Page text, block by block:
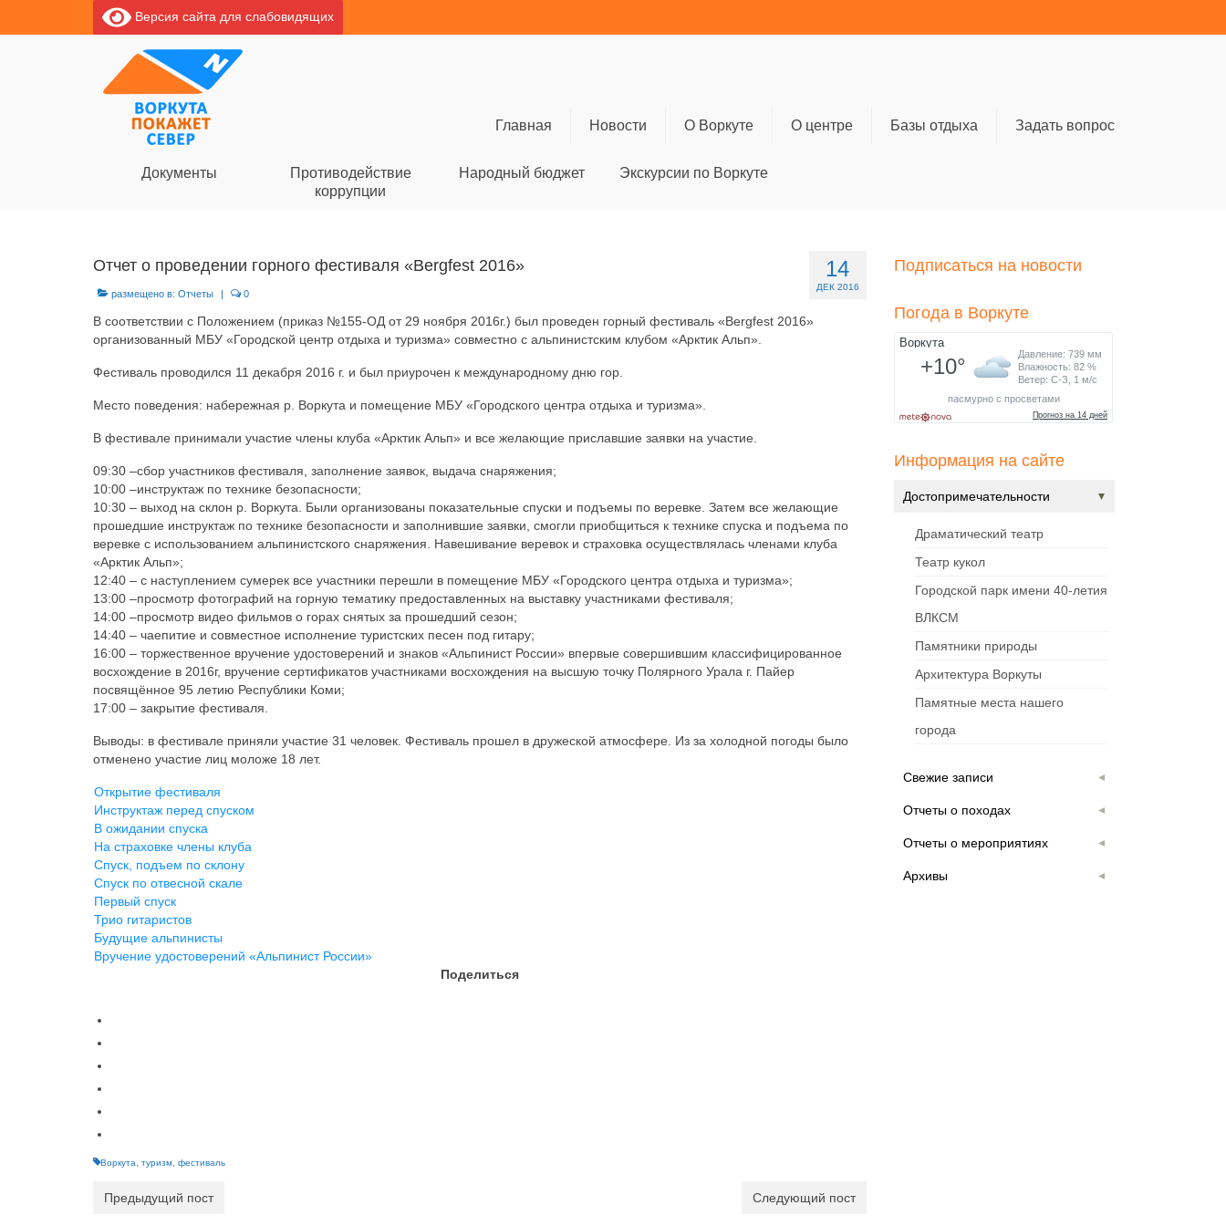
Версия сайта для слабовидящих
Главная Новости О Воркуте О центре Базы отдыха Задать вопрос
Документы
Противодействие
коррупции
Народный бюджет Экскурсии по Воркуте
14
ДЕК 2016
Отчет о проведении горного фестиваля «Bergfest 2016»
размещено в: Отчеты | 0
В соответствии с Положением (приказ №155-ОД от 29 ноября 2016г.) был проведен горный фестиваль «Bergfest 2016»
организованный МБУ «Городской центр отдыха и туризма» совместно с альпинистским клубом «Арктик Альп».
Фестиваль проводился 11 декабря 2016 г. и был приурочен к международному дню гор.
Место поведения: набережная р. Воркута и помещение МБУ «Городского центра отдыха и туризма».
В фестивале принимали участие члены клуба «Арктик Альп» и все желающие приславшие заявки на участие.
09:30 –сбор участников фестиваля, заполнение заявок, выдача снаряжения;
10:00 –инструктаж по технике безопасности;
10:30 – выход на склон р. Воркута. Были организованы показательные спуски и подъемы по веревке. Затем все желающие
прошедшие инструктаж по технике безопасности и заполнившие заявки, смогли приобщиться к технике спуска и подъема по
веревке с использованием альпинистского снаряжения. Навешивание веревок и страховка осуществлялась членами клуба
«Арктик Альп»;
12:40 – с наступлением сумерек все участники перешли в помещение МБУ «Городского центра отдыха и туризма»;
13:00 –просмотр фотографий на горную тематику предоставленных на выставку участниками фестиваля;
14:00 –просмотр видео фильмов о горах снятых за прошедший сезон;
14:40 – чаепитие и совместное исполнение туристских песен под гитару;
16:00 – торжественное вручение удостоверений и знаков «Альпинист России» впервые совершившим классифицированное
восхождение в 2016г, вручение сертификатов участниками восхождения на высшую точку Полярного Урала г. Пайер
посвящённое 95 летию Республики Коми;
17:00 – закрытие фестиваля.
Выводы: в фестивале приняли участие 31 человек. Фестиваль прошел в дружеской атмосфере. Из за холодной погоды было
отменено участие лиц моложе 18 лет.
Открытие фестиваля
Инструктаж перед спуском
В ожидании спуска
На страховке члены клуба
Спуск, подъем по склону
Спуск по отвесной скале
Первый спуск
Трио гитаристов
Будущие альпинисты
Вручение удостоверений «Альпинист России»
Поделиться
Воркута туризм фестиваль
Предыдущий пост Следующий пост
Подписаться на новости
Погода в Воркуте
Информация на сайте
Достопримечательности
Драматический театр
Театр кукол
Городской парк имени 40-летия
ВЛКСМ
Памятники природы
Архитектура Воркуты
Памятные места нашего
города
Свежие записи
Отчеты о походах
Отчеты о мероприятиях
Архивы